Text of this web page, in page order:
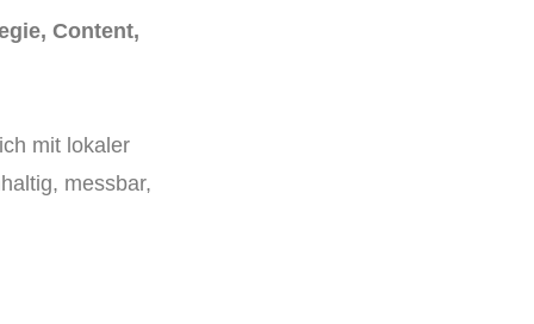
Content,
mit lokaler
messbar,